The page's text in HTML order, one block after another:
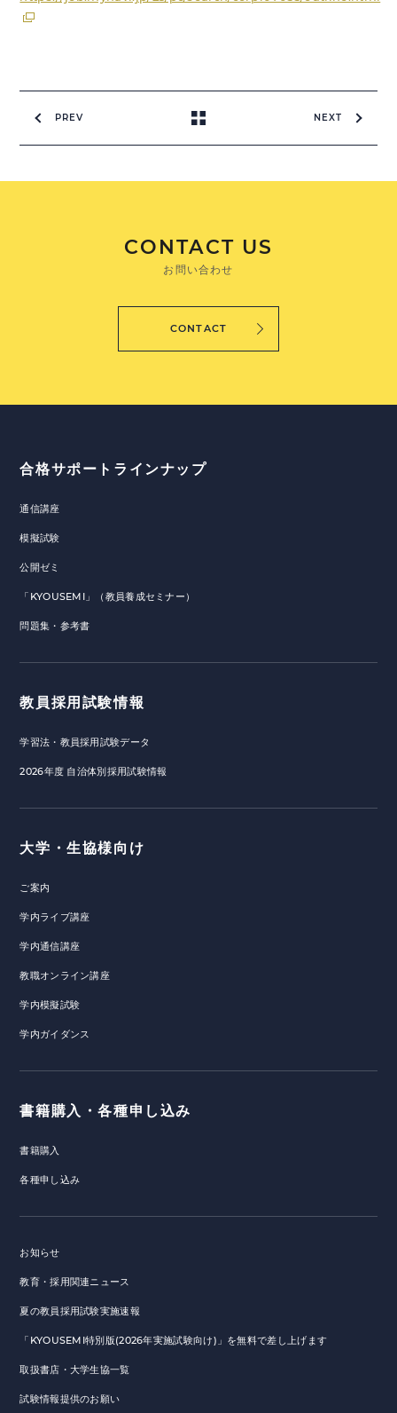
PREV NEXT
CONTACT US
お問い合わせ
CONTACT
合格サポートラインナップ
通信講座
模擬試験
公開ゼミ
「KYOUSEMI」（教員養成セミナー）
問題集・参考書
教員採用試験情報
学習法・教員採用試験データ
2026年度 自治体別採用試験情報
大学・生協様向け
ご案内
学内ライブ講座
学内通信講座
教職オンライン講座
学内模擬試験
学内ガイダンス
書籍購入・各種申し込み
書籍購入
各種申し込み
お知らせ
教育・採用関連ニュース
夏の教員採用試験実施速報
「KYOUSEMI特別版(2026年実施試験向け)」を無料で差し上げます
取扱書店・大学生協一覧
試験情報提供のお願い